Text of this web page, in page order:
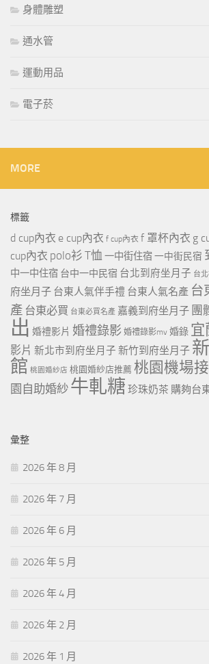
身體雕塑
通水管
運動用品
電子菸
MORE
標籤
d cup內衣 e cup內衣 f cup內衣 f 罩杯內衣 g
cup內衣 polo衫 T恤 一中街住宿一中街民宿
中一中住宿 台中一中民宿 台北到府坐月子 台
府坐月子 台東人氣伴手禮 台東人氣名產 台
產 台東必買 台東必買名產 嘉義到府坐月子 團
出 婚禮影片 婚禮錄影 婚禮錄影mv 婚錄 宜
影片 新北市到府坐月子 新竹到府坐月子
館 桃園婚紗店 桃園婚紗店推薦 桃園機場
園自助婚紗 牛軋糖 珍珠奶茶 購夠台
彙整
2026 年 8 月
2026 年 7 月
2026 年 6 月
2026 年 5 月
2026 年 4 月
2026 年 2 月
2026 年 1 月